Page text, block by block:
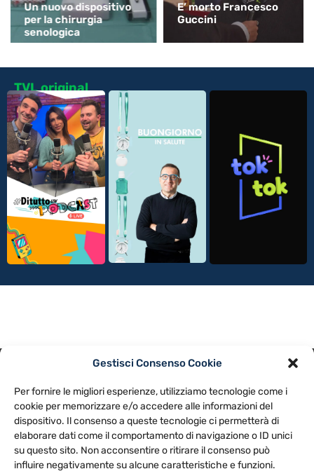
Gestisci Consenso Cookie
Per fornire le migliori esperienze, utilizziamo tecnologie come i
cookie per memorizzare e/o accedere alle informazioni del
dispositivo. Il consenso a queste tecnologie ci permetterà di
elaborare dati come il comportamento di navigazione o ID unici
su questo sito. Non acconsentire o ritirare il consenso può
influire negativamente su alcune caratteristiche e funzioni.
Un nuovo dispositivo
per la chirurgia
senologica
E’ morto Francesco
Guccini
TVL original
NOTE LEGALI
CONTATTACI PREFERENZE
TV LIBERA S.P.A.
Via Monteleonese 95/21 – 51100 Pistoia (PT)
Tel. 0573.9136 / Fax 0573.913615